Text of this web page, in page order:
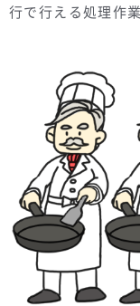
行で行える処理作